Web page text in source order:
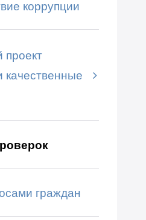
коррупции
проект
качественные
граждан